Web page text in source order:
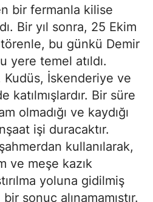
bir fermanla kilise
Bir yıl sonra, 25 Ekim
törenle, bu günkü Demir
yere temel atıldı.
Kudüs, İskenderiye ve
katılmışlardır. Bir süre
olmadığı ve kaydığı
işi duracaktır.
kullanılarak,
ve meşe kazık
yoluna gidilmiş
sonuç alınamamıştır.